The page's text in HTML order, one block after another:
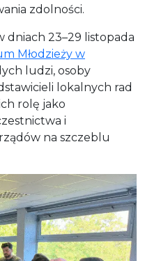
zdolności.
dniach 23–29 listopada
Młodzieży w
ludzi, osoby
lokalnych rad
rolę jako
i
na szczeblu